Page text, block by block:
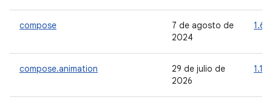
compose
7 de agosto de
2024
compose.animation
29 de julio de
2026